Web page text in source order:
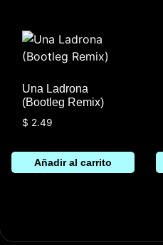
Una Ladrona
(Bootleg Remix)
$ 2.49
Añadir al carrito